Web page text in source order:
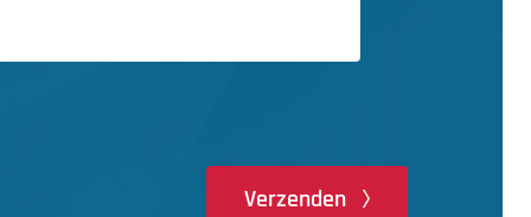
Verzenden